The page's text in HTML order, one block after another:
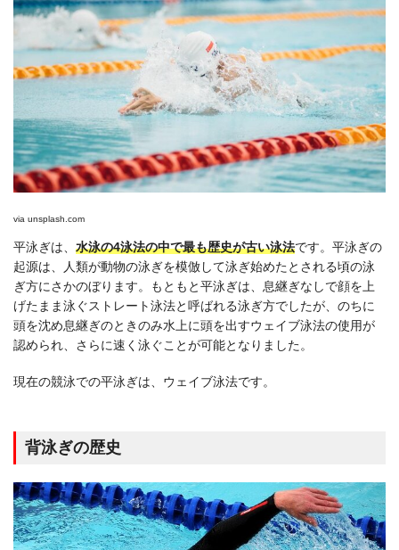
via unsplash.com
平泳ぎは、 水泳の4泳法の中で最も歴史が古い泳法です。平泳ぎの
起源は、人類が動物の泳ぎを模倣して泳ぎ始めたとされる頃の泳
ぎ方にさかのぼります。もともと平泳ぎは、息継ぎなしで顔を上
げたまま泳ぐストレート泳法と呼ばれる泳ぎ方でしたが、のちに
頭を沈め息継ぎのときのみ水上に頭を出すウェイブ泳法の使用が
認められ、さらに速く泳ぐことが可能となりました。
現在の競泳での平泳ぎは、ウェイブ泳法です。
背泳ぎの歴史